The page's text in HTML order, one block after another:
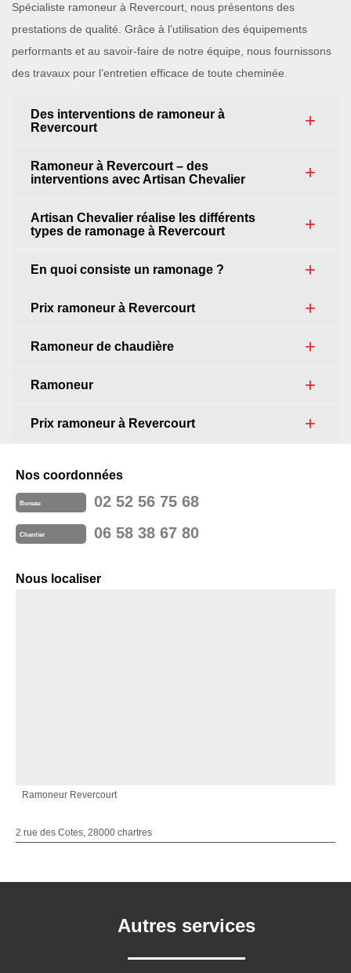
Spécialiste ramoneur à Revercourt, nous présentons des
prestations de qualité. Grâce à l’utilisation des équipements
performants et au savoir-faire de notre équipe, nous fournissons
des travaux pour l’entretien efficace de toute cheminée.
Des interventions de ramoneur à
Revercourt
Ramoneur à Revercourt – des
interventions avec Artisan Chevalier
Artisan Chevalier réalise les différents
types de ramonage à Revercourt
En quoi consiste un ramonage ?
Prix ramoneur à Revercourt
Ramoneur de chaudière
Ramoneur
Prix ramoneur à Revercourt
Nos coordonnées
Bureau 02 52 56 75 68
Chantier 06 58 38 67 80
Nous localiser
Ramoneur Revercourt
2 rue des Cotes, 28000 chartres
Autres services